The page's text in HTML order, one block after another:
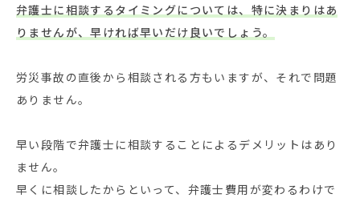
弁護士に相談するタイミングについては、特に決まりはあ
りませんが、早ければ早いだけ良いでしょう。
労災事故の直後から相談される方もいますが、それで問題
ありません。
早い段階で弁護士に相談することによるデメリットはあり
ません。
早くに相談したからといって、弁護士費用が変わるわけで